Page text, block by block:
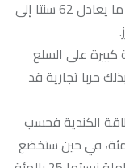
وزادت العقود الآجلة لخام برنت 0.8 بالمئة أو ما يعادل 62 سنتا إلى
على السلع
حربا تجارية قد
الكندية فحسب
في حين ستخضع